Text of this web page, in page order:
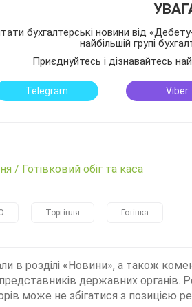
бухгалтерські новини від
найбільшій групі
Приєднуйтесь і дізнавайтесь
Telegram Viber
/ Готівковий обіг та каса
Торгівля Готівка
в розділі «Новини», а також
державних органів.
може не збігатися з позицією